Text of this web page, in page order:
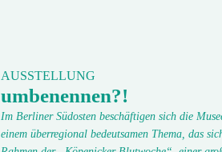
AUSSTELLUNG
umbenennen?!
Im Berliner Südosten beschäftigen sich die
einem überregional bedeutsamen Thema, das